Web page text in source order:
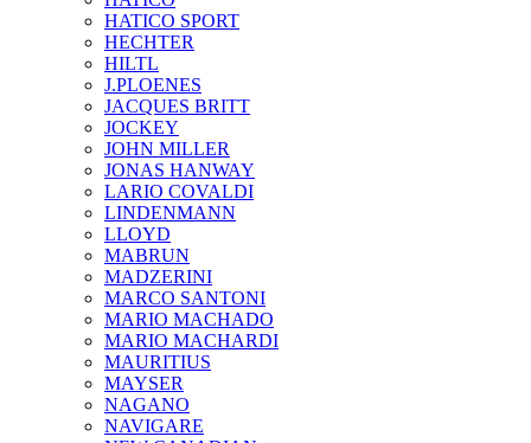
HATICO SPORT
HECHTER
HILTL
J.PLOENES
JAСQUES BRITT
JOCKEY
JOHN MILLER
JONAS HANWAY
LARIO COVALDI
LINDENMANN
LLOYD
MABRUN
MADZERINI
MARCO SANTONI
MARIO MACHADO
MARIO MACHARDI
MAURITIUS
MAYSER
NAGANO
NAVIGARE